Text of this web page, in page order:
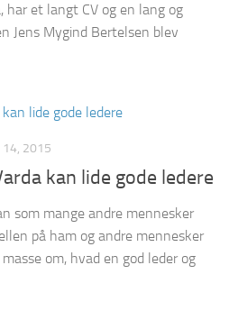
har et langt CV og en lang og
Jens Mygind Bertelsen blev
14, 2015
kan lide gode ledere
som mange andre mennesker
på ham og andre mennesker
om, hvad en god leder og